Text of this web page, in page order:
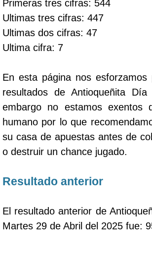
Primeras tres cifras: 544
Ultimas tres cifras: 447
Ultimas dos cifras: 47
Ultima cifra: 7
En esta página nos
resultados de Antioqueñita
embargo no estamos exentos
humano por lo que
su casa de apuestas antes de
o destruir un chance jugado.
Resultado anterior
El resultado anterior de
Martes 29 de Abril del 2025 fue: